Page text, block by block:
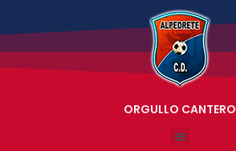
ORGULLO CANTERO